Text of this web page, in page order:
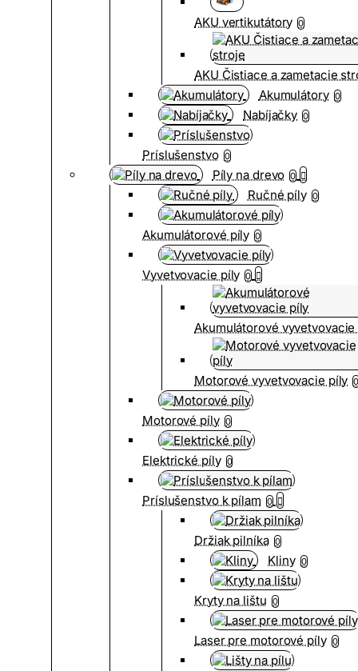
AKU vertikutátory 0
AKU Čistiace a zametacie
Akumulátory 0
Nabíjačky 0
Príslušenstvo 0
Píly na drevo 0
Ručné píly 0
Akumulátorové píly 0
Vyvetvovacie píly 0
Akumulátorové
Motorové vyvetvovacie píly
Motorové píly 0
Elektrické píly 0
Príslušenstvo k pílam 0
Držiak pilníka 0
Kliny 0
Kryty na lištu 0
Laser pre motorové píly 0